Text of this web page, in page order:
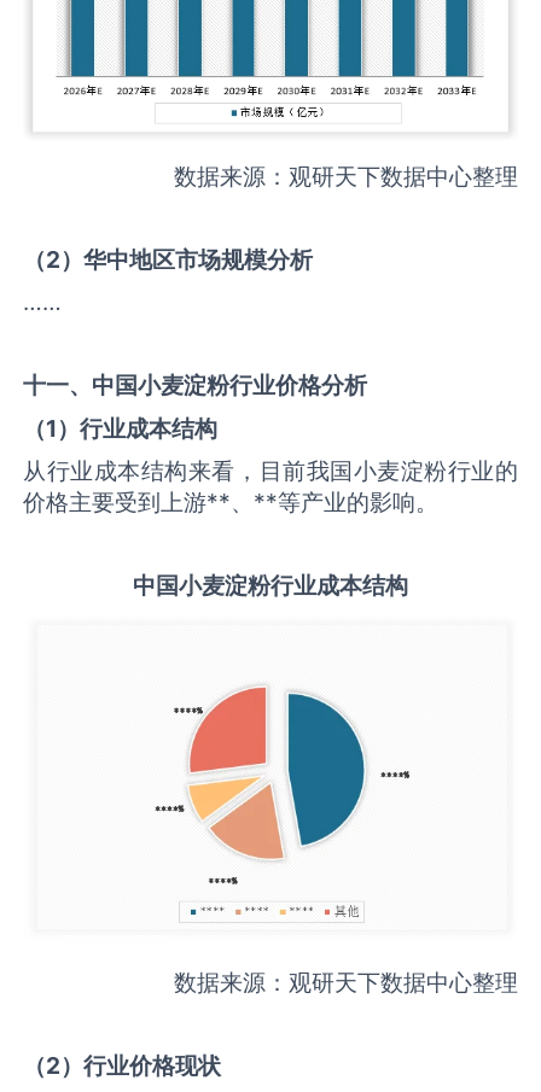
数据来源：观研天下数据中心整理
（2）华中地区市场规模分析
……
十一、中国小麦淀粉行业价格分析
（1）行业成本结构
从行业成本结构来看，目前我国小麦淀粉行业的
价格主要受到上游**、**等产业的影响。
中国小麦淀粉行业成本结构
数据来源：观研天下数据中心整理
（2）行业价格现状